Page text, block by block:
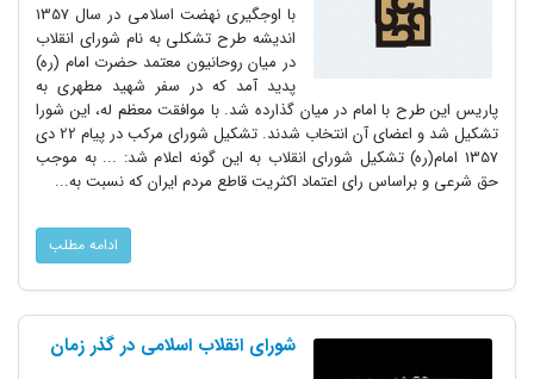
با اوجگیری نهضت اسلامی در سال 1357
اندیشه طرح تشکلی به نام شورای انقلاب
در میان روحانیون معتمد حضرت امام (ره)‌
پدید آمد که در سفر شهید مطهری به
پاریس این طرح با امام در میان گذارده شد. با موافقت معظم له، این شورا
تشکیل شد و اعضای آن انتخاب شدند. تشکیل شورای مرکب در پیام 22 دی
1357 امام(ره)‌ تشکیل شورای انقلاب به این گونه اعلام شد: ... به موجب
حق شرعی و براساس رای اعتماد اکثریت قاطع مردم ایران که نسبت به...
ادامه مطلب
شورای انقلاب اسلامی در گذر زمان